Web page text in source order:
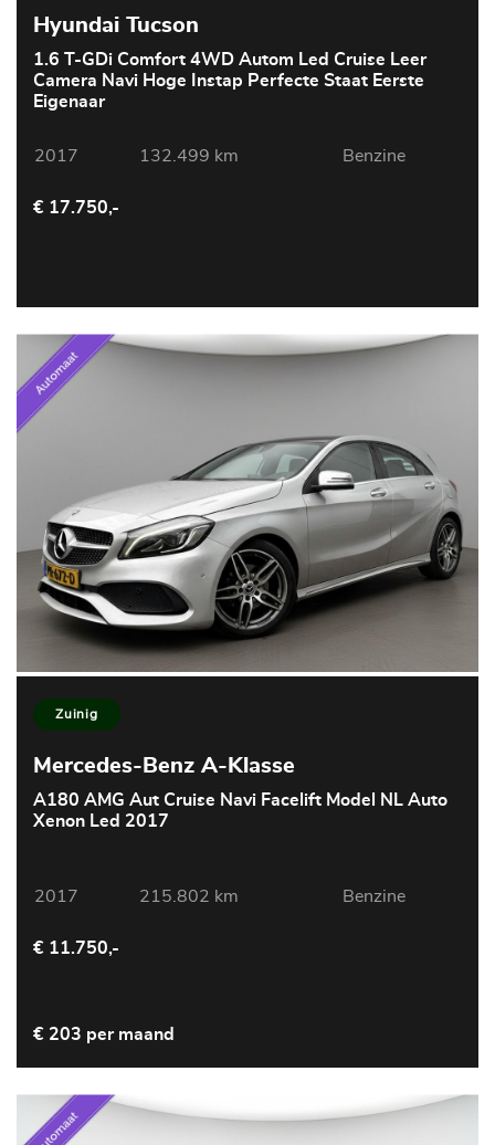
Hyundai Tucson
1.6 T-GDi Comfort 4WD Autom Led Cruise Leer
Camera Navi Hoge Instap Perfecte Staat Eerste
Eigenaar
2017 132.499 km Benzine
€ 17.750,-
Zuinig
Mercedes-Benz A-Klasse
A180 AMG Aut Cruise Navi Facelift Model NL Auto
Xenon Led 2017
2017 215.802 km Benzine
€ 11.750,-
€ 203 per maand